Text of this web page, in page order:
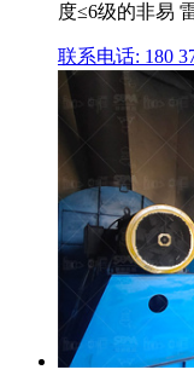
度≤6级的非易
联系电话: 180